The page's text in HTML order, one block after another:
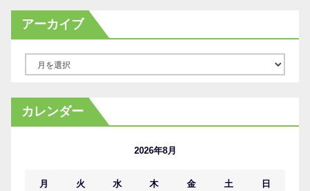
アーカイブ
カ
イ
カレンダー
2026年8月
月 火 水 木 金 土 日